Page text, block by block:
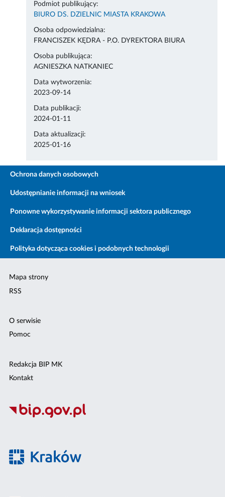
Podmiot publikujący:
BIURO DS. DZIELNIC MIASTA KRAKOWA
Osoba odpowiedzialna:
FRANCISZEK KĘDRA - P.O. DYREKTORA BIURA
Osoba publikująca:
AGNIESZKA NATKANIEC
Data wytworzenia:
2023-09-14
Data publikacji:
2024-01-11
Data aktualizacji:
2025-01-16
Ochrona danych osobowych
Udostępnianie informacji na wniosek
Ponowne wykorzystywanie informacji sektora publicznego
Deklaracja dostępności
Polityka dotycząca cookies i podobnych technologii
Mapa strony
RSS
O serwisie
Pomoc
Redakcja BIP MK
Kontakt